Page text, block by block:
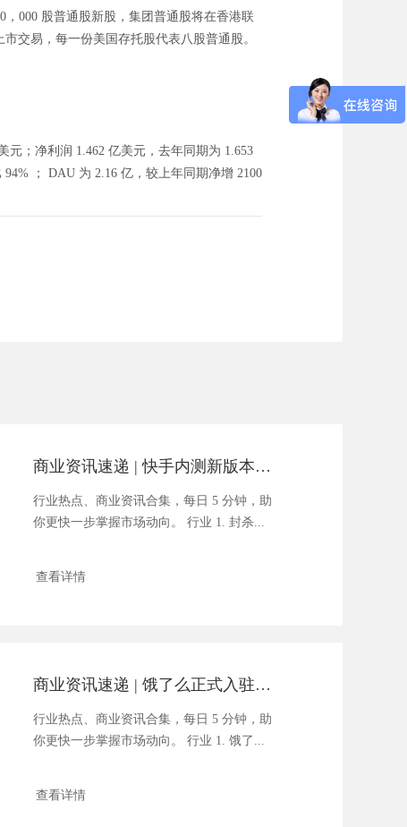
000 股普通股新股，集团普通股将在香港联
交易，每一份美国存托股代表八股普通股。
元；净利润 1.462 亿美元，去年同期为 1.653
； DAU 为 2.16 亿，较上年同期净增 2100
商业资讯速递 | 快手内测新版本，发现页出现六大垂类频道
行业热点、商业资讯合集，每日 5 分钟，助
你更快一步掌握市场动向。 行业 1. 封杀...
查看详情
商业资讯速递 | 饿了么正式入驻返利网
行业热点、商业资讯合集，每日 5 分钟，助
你更快一步掌握市场动向。 行业 1. 饿了...
查看详情